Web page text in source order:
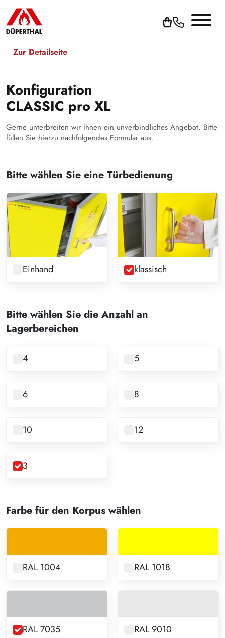
Zur Detailseite
Konfiguration
CLASSIC pro XL
Gerne unterbreiten wir Ihnen ein unverbindliches Angebot. Bitte
füllen Sie hierzu nachfolgendes Formular aus.
Bitte wählen Sie eine Türbedienung
Einhand klassisch
Bitte wählen Sie die Anzahl an
Lagerbereichen
4 5
6 8
10 12
3
Farbe für den Korpus wählen
RAL 1004 RAL 1018
RAL 7035 RAL 9010